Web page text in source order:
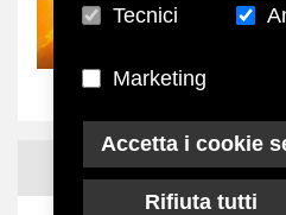
30/07/2026
“grande
News
Tecnici
Marketing
Accetta i cookie
Rifiuta tutti